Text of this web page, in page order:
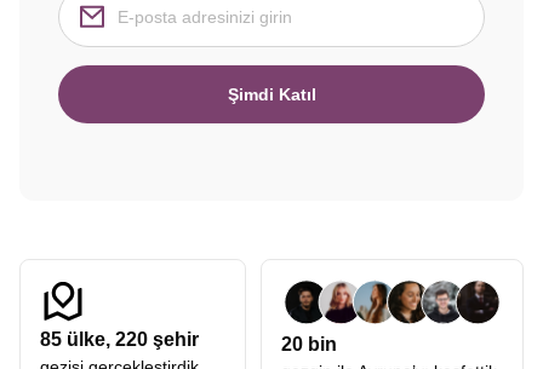
Şimdi Katıl
85 ülke, 220 şehir 20 bin